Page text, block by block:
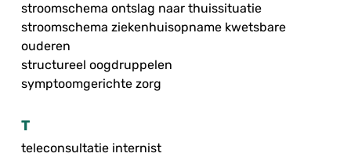
stroomschema ontslag naar thuissituatie
stroomschema ziekenhuisopname kwetsbare
ouderen
structureel oogdruppelen
symptoomgerichte zorg
T
teleconsultatie internist